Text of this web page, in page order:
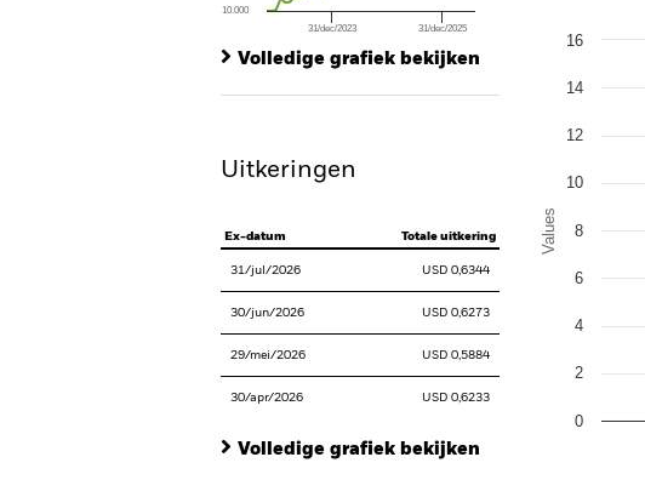
31/dec/2023 31/dec/2025
10.000
Volledige grafiek bekijken
Uitkeringen
Ex-datum Totale uitkering
31/jul/2026 USD 0,6344
30/jun/2026 USD 0,6273
29/mei/2026 USD 0,5884
30/apr/2026 USD 0,6233
Volledige grafiek bekijken
Chart
Bar chart with
The chart has
Values
0
2
4
6
8
10
12
14
16